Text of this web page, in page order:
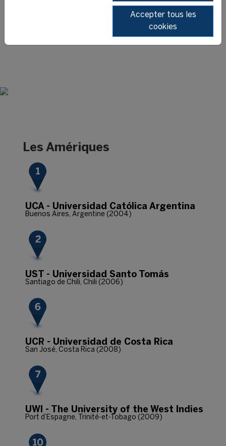
Où est organisé le Programme
International FIFA/CIES en
Les Amériques
UCA - Universidad Católica Argentina
Buenos Aires, Argentine (2004)
UST - Universidad Santo Tomás
Santiago de Chili, Chili (2006)
UCR - Universidad de Costa Rica
San José, Costa Rica (2008)
UWI - The University of the West Indies
Port d’Espagne, Trinité-et-Tobago (2009)
Accepter tous les
cookies